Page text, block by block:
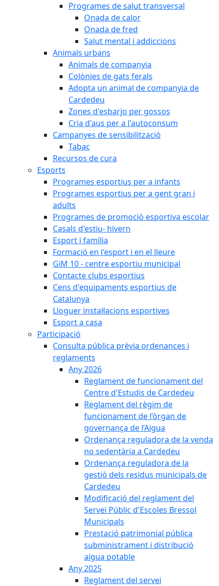
Programes de salut transversal
Onada de calor
Onada de fred
Salut mental i addiccions
Animals urbans
Animals de companyia
Colònies de gats ferals
Adopta un animal de companyia de
Cardedeu
Zones d'esbarjo per gossos
Cria d'aus per a l'autoconsum
Campanyes de sensibilització
Tabac
Recursos de cura
Esports
Programes esportius per a infants
Programes esportius per a gent gran i
adults
Programes de promoció esportiva escolar
Casals d'estiu- hivern
Esport i família
Formació en l'esport i en el lleure
GiM 10 - centre esportiu municipal
Contacte clubs esportius
Cens d'equipaments esportius de
Catalunya
Lloguer instal·lacions esportives
Esport a casa
Participació
Consulta pública prèvia ordenances i
reglaments
Any 2026
Reglament de funcionament del
Centre d'Estudis de Cardedeu
Reglament del règim de
funcionament de l’òrgan de
governança de l’Aigua
Ordenança reguladora de la venda
no sedentària a Cardedeu
Ordenança reguladora de la
gestió dels residus municipals de
Cardedeu
Modificació del reglament del
Servei Públic d'Escoles Bressol
Municipals
Prestació patrimonial pública
subministrament i distribució
aigua potable
Any 2025
Reglament del servei